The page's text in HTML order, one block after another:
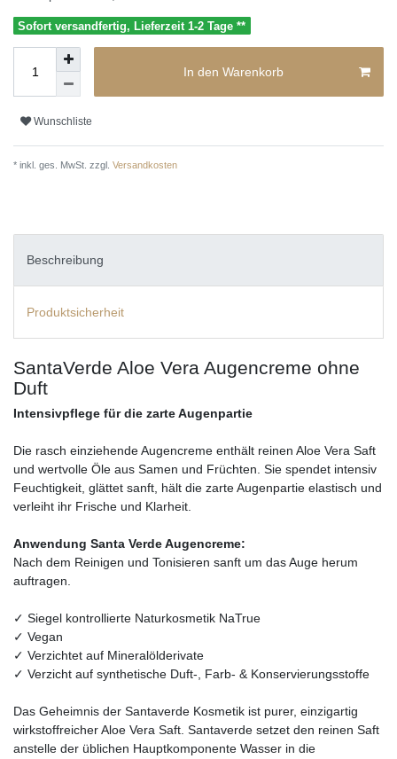
Sofort versandfertig, Lieferzeit 1-2 Tage **
In den Warenkorb
Wunschliste
* inkl. ges. MwSt. zzgl. Versandkosten
Beschreibung
Produktsicherheit
SantaVerde Aloe Vera Augencreme ohne
Duft
Intensivpflege für die zarte Augenpartie
Die rasch einziehende Augencreme enthält reinen Aloe Vera Saft
und wertvolle Öle aus Samen und Früchten. Sie spendet intensiv
Feuchtigkeit, glättet sanft, hält die zarte Augenpartie elastisch und
verleiht ihr Frische und Klarheit.
Anwendung Santa Verde Augencreme:
Nach dem Reinigen und Tonisieren sanft um das Auge herum
auftragen.
✓ Siegel kontrollierte Naturkosmetik NaTrue
✓ Vegan
✓ Verzichtet auf Mineralölderivate
✓ Verzicht auf synthetische Duft-, Farb- & Konservierungsstoffe
Das Geheimnis der Santaverde Kosmetik ist purer, einzigartig
wirkstoffreicher Aloe Vera Saft. Santaverde setzet den reinen Saft
anstelle der üblichen Hauptkomponente Wasser in die